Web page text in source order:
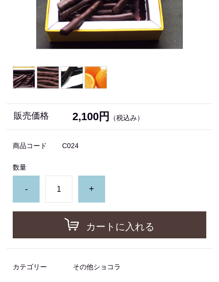
販売価格 2,100円 （税込み）
商品コード C024
数量
- +
カートに入れる
カテゴリー その他ショコラ